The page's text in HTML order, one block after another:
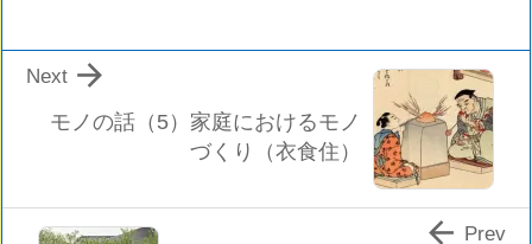
モノの話（5）家庭におけるモノ
づくり（衣食住）

Next
 Prev